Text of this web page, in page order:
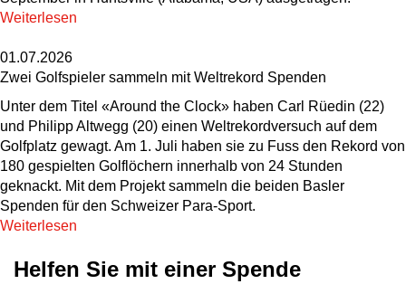
Weiterlesen
01.07.2026
Zwei Golfspieler sammeln mit Weltrekord Spenden
Unter dem Titel «Around the Clock» haben Carl Rüedin (22)
und Philipp Altwegg (20) einen Weltrekordversuch auf dem
Golfplatz gewagt. Am 1. Juli haben sie zu Fuss den Rekord von
180 gespielten Golflöchern innerhalb von 24 Stunden
geknackt. Mit dem Projekt sammeln die beiden Basler
Spenden für den Schweizer Para-Sport.
Weiterlesen
Helfen Sie mit einer Spende